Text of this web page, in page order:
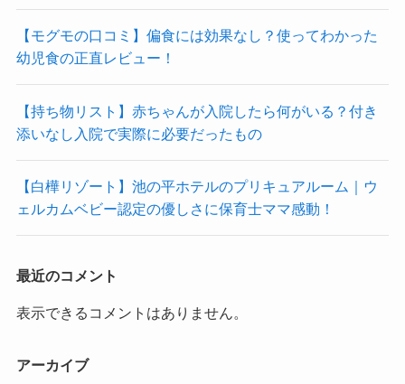
【モグモの口コミ】偏食には効果なし？使ってわかった
幼児食の正直レビュー！
【持ち物リスト】赤ちゃんが入院したら何がいる？付き
添いなし入院で実際に必要だったもの
【白樺リゾート】池の平ホテルのプリキュアルーム｜ウ
ェルカムベビー認定の優しさに保育士ママ感動！
最近のコメント
表示できるコメントはありません。
アーカイブ